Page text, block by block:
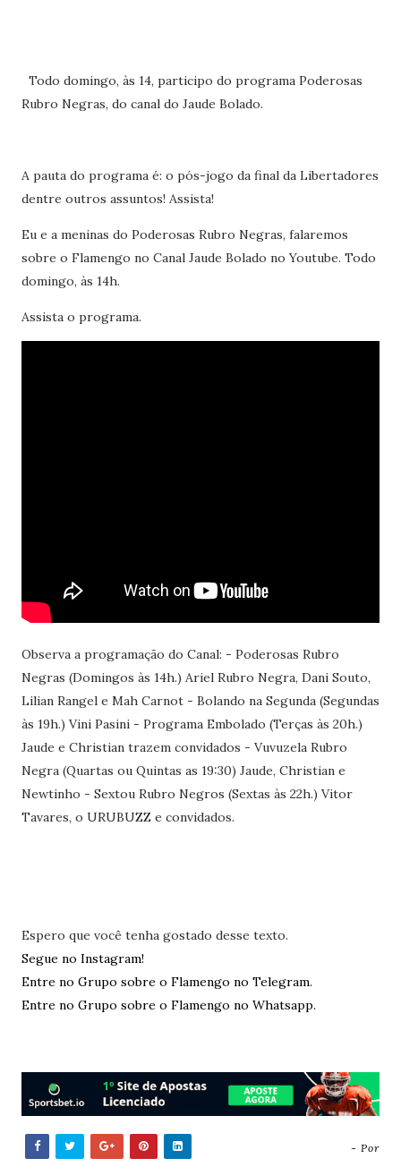
Todo domingo, às 14, participo do programa Poderosas
Rubro Negras, do canal do Jaude Bolado.
A pauta do programa é: o pós-jogo da final da Libertadores
dentre outros assuntos! Assista!
Eu e a meninas do Poderosas Rubro Negras, falaremos
sobre o Flamengo no Canal Jaude Bolado no Youtube. Todo
domingo, às 14h.
Assista o programa.
Observa a programação do Canal: - Poderosas Rubro
Negras (Domingos às 14h.) Ariel Rubro Negra, Dani Souto,
Lilian Rangel e Mah Carnot - Bolando na Segunda (Segundas
às 19h.) Vini Pasini - Programa Embolado (Terças às 20h.)
Jaude e Christian trazem convidados - Vuvuzela Rubro
Negra (Quartas ou Quintas as 19:30) Jaude, Christian e
Newtinho - Sextou Rubro Negros (Sextas às 22h.) Vitor
Tavares, o URUBUZZ e convidados.
Espero que você tenha gostado desse texto.
Segue no Instagram!
Entre no Grupo sobre o Flamengo no Telegram.
Entre no Grupo sobre o Flamengo no Whatsapp.
- Por